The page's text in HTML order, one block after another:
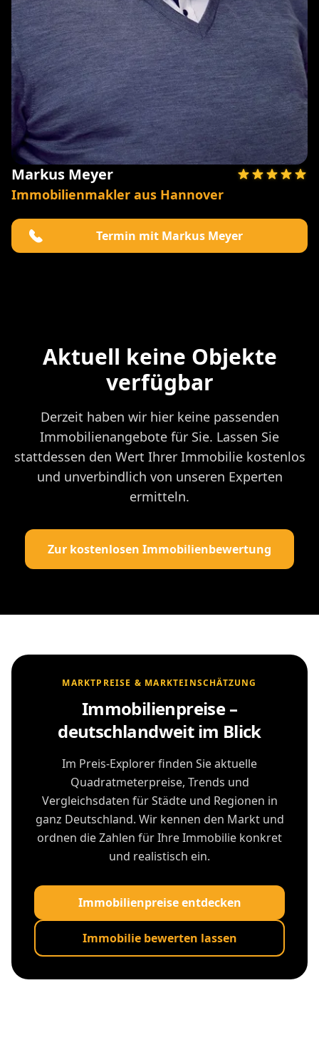
Markus Meyer
Immobilienmakler aus Hannover
Termin mit Markus Meyer
Aktuell keine Objekte
verfügbar
Derzeit haben wir hier keine passenden
Immobilienangebote für Sie. Lassen Sie
stattdessen den Wert Ihrer Immobilie kostenlos
und unverbindlich von unseren Experten
ermitteln.
Zur kostenlosen Immobilienbewertung
MARKTPREISE & MARKTEINSCHÄTZUNG
Immobilienpreise –
deutschlandweit im Blick
Im Preis-Explorer finden Sie aktuelle
Quadratmeterpreise, Trends und
Vergleichsdaten für Städte und Regionen in
ganz Deutschland. Wir kennen den Markt und
ordnen die Zahlen für Ihre Immobilie konkret
und realistisch ein.
Immobilienpreise entdecken
Immobilie bewerten lassen